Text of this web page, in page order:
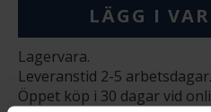
LÄGG I
Lagervara.
Leveranstid 2-5 arbetsdagar.
Öppet köp i 30 dagar vid